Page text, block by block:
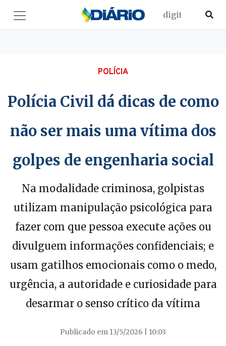
POLÍCIA
Polícia Civil dá dicas de como
não ser mais uma vítima dos
golpes de engenharia social
Na modalidade criminosa, golpistas
utilizam manipulação psicológica para
fazer com que pessoa execute ações ou
divulguem informações confidenciais; e
usam gatilhos emocionais como o medo,
urgência, a autoridade e curiosidade para
desarmar o senso crítico da vítima
Publicado em 13/5/2026 | 10:03